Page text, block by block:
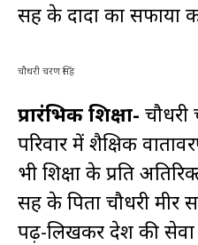
सिंह के दादा का सफाया
चौधरी चरण सिंह
प्रारंभिक शिक्षा-
परिवार में शैक्षिक
भी शिक्षा के प्रति
सिंह के पिता चौधरी मीर
पढ़-लिखकर देश की सेवा